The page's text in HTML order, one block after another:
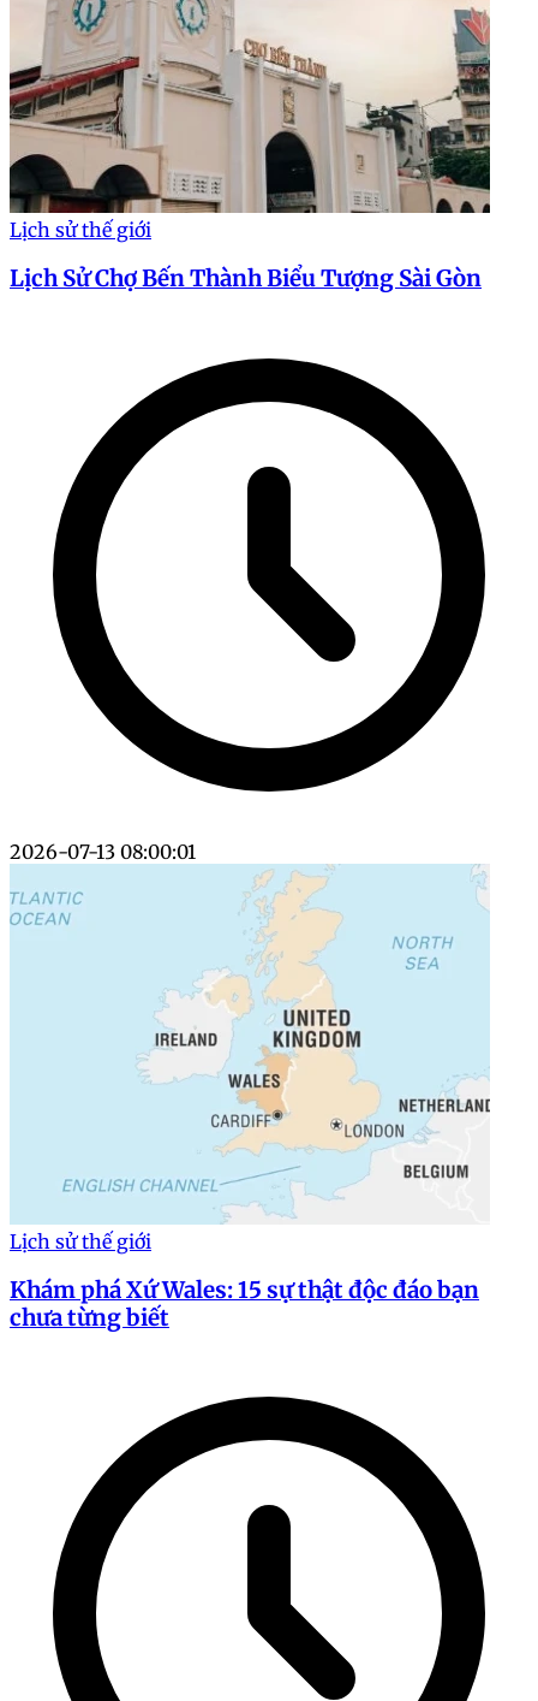
Lịch sử thế giới
Lịch Sử Chợ Bến Thành Biểu Tượng Sài Gòn
2026-07-13 08:00:01
Lịch sử thế giới
Khám phá Xứ Wales: 15 sự thật độc đáo bạn
chưa từng biết